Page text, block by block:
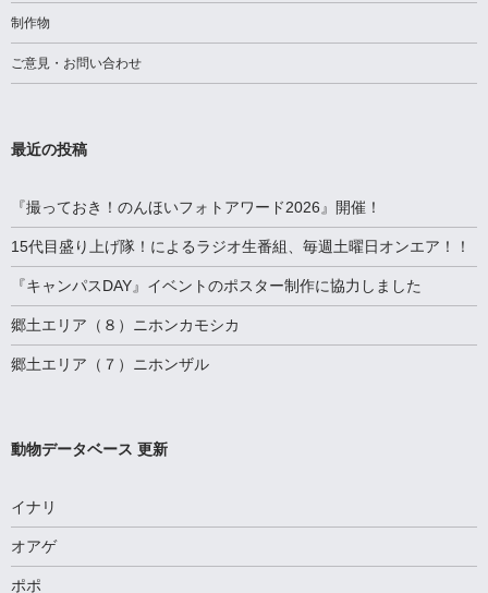
ン
制作物
ご意見・お問い合わせ
最近の投稿
『撮っておき！のんほいフォトアワード2026』開催！
15代目盛り上げ隊！によるラジオ生番組、毎週土曜日オンエア！！
『キャンパスDAY』イベントのポスター制作に協力しました
郷土エリア（８）ニホンカモシカ
郷土エリア（７）ニホンザル
動物データベース 更新
イナリ
オアゲ
ポポ